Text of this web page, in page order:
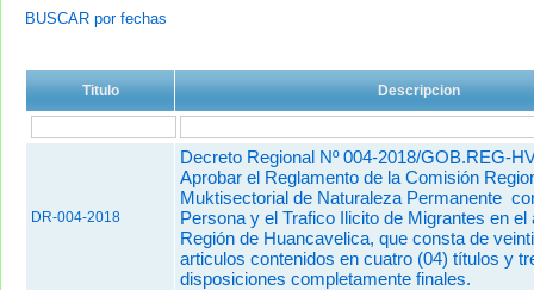
BUSCAR por fechas
Titulo Descripcion
DR-004-2018
Decreto Regional Nº 004-2018/GOB.REG-
Aprobar el Reglamento de la Comisión
Muktisectorial de Naturaleza Permanente
Persona y el Trafico Ilicito de Migrantes en el
Región de Huancavelica, que consta de
articulos contenidos en cuatro (04) títulos y
disposiciones completamente finales.